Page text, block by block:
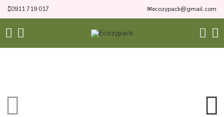
0911 719 017 ✉ecozypack@gmail.com